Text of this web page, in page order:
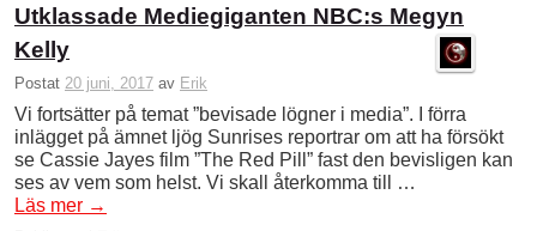
Utklassade Mediegiganten NBC:s Megyn
Kelly
Postat 20 juni, 2017 av Erik
Vi fortsätter på temat ”bevisade lögner i media”. I förra
inlägget på ämnet ljög Sunrises reportrar om att ha försökt
se Cassie Jayes film ”The Red Pill” fast den bevisligen kan
ses av vem som helst. Vi skall återkomma till …
Läs mer →